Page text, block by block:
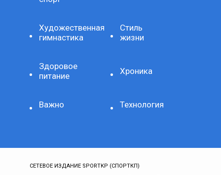
Художественная
гимнастика
Стиль
жизни
Здоровое
питание
Хроника
Важно Технология
СЕТЕВОЕ ИЗДАНИЕ SPORTKP (СПОРТКП)